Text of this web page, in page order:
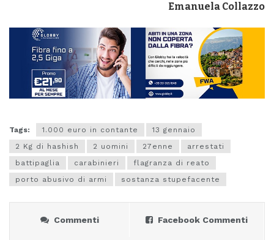
Emanuela Collazzo
Tags: 1.000 euro in contante
13 gennaio
2 Kg di hashish
2 uomini 27enne
arrestati
battipaglia
carabinieri
flagranza di reato
porto abusivo di armi
sostanza stupefacente
Commenti Facebook Commenti